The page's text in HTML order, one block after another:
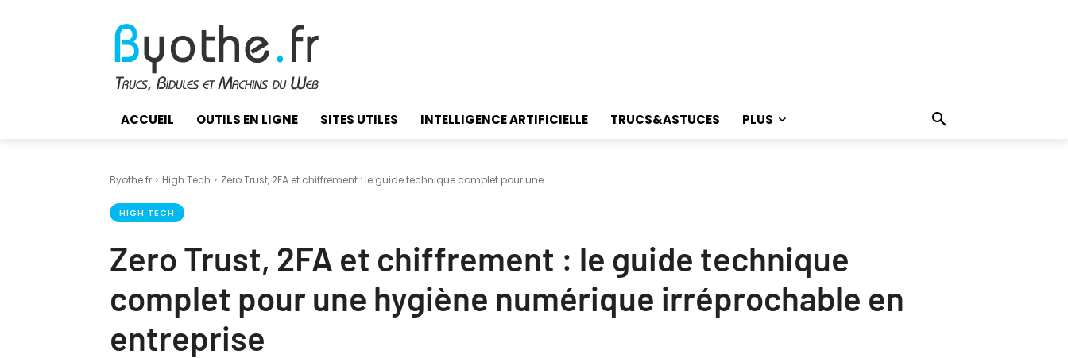
ACCUEIL OUTILS EN LIGNE SITES UTILES INTELLIGENCE ARTIFICIELLE TRUCS&ASTUCES PLUS
Byothe.fr High Tech Zero Trust, 2FA et chiffrement : le guide technique complet pour une...
HIGH TECH
Zero Trust, 2FA et chiffrement : le guide technique
complet pour une hygiène numérique irréprochable en
entreprise